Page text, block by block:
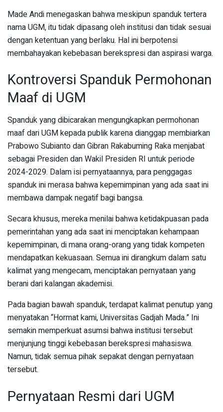
Made Andi menegaskan bahwa meskipun spanduk tertera
nama UGM, itu tidak dipasang oleh institusi dan tidak sesuai
dengan ketentuan yang berlaku. Hal ini berpotensi
membahayakan kebebasan berekspresi dan aspirasi warga.
Kontroversi Spanduk Permohonan
Maaf di UGM
Spanduk yang dibicarakan mengungkapkan permohonan
maaf dari UGM kepada publik karena dianggap membiarkan
Prabowo Subianto dan Gibran Rakabuming Raka menjabat
sebagai Presiden dan Wakil Presiden RI untuk periode
2024-2029. Dalam isi pernyataannya, para penggagas
spanduk ini merasa bahwa kepemimpinan yang ada saat ini
membawa dampak negatif bagi bangsa.
Secara khusus, mereka menilai bahwa ketidakpuasan pada
pemerintahan yang ada saat ini menciptakan kehampaan
kepemimpinan, di mana orang-orang yang tidak kompeten
mendapatkan kekuasaan. Semua ini dirangkum dalam satu
kalimat yang mengecam, menciptakan pernyataan yang
berani dari kalangan akademisi.
Pada bagian bawah spanduk, terdapat kalimat penutup yang
menyatakan “Hormat kami, Universitas Gadjah Mada.” Ini
semakin memperkuat asumsi bahwa institusi tersebut
menjunjung tinggi kebebasan berekspresi mahasiswa.
Namun, tidak semua pihak sepakat dengan pernyataan
tersebut.
Pernyataan Resmi dari UGM